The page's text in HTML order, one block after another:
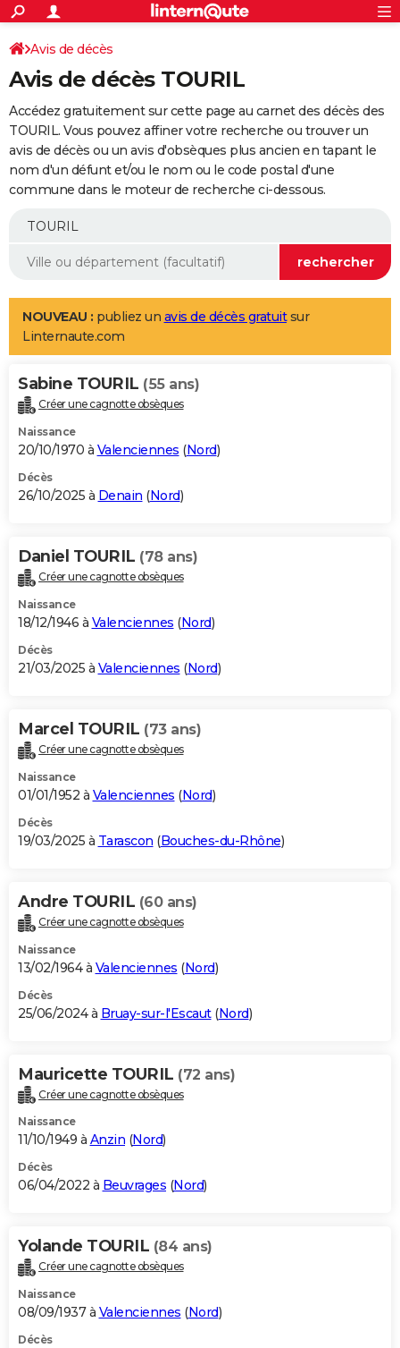
ACTUALITÉS
Politique
Société
Faits Divers
Education
Monde
Villes
+
SPORT
Coupe du monde 2026
Football
Tennis
Cyclisme
Rugby
Forum
Programme TV
TNT
Streaming
Cinéma
Sorties cinéma
Musique
+
FINANCE
Retraite
Epargne
Immobilier
Risques naturels par ville
Banque
Assurance
AUTO
Essais
Réserver un essai
Citadines
Berlines
SUV
Forum auto
+
Mobiles
Meilleur smartphone
Internet
Ordinateurs
Jeux vidéo
Guide high-tech
Aménagement intérieur
LIFESTYLE
Art de vivre
Bien-être
Loisirs
Mode
Modes de vie
Alimentation
Guide de la santé
Maladies
Médicaments
Sommeil
VOYAGE
Destinations
City break
Voyage nature
Voyage de noces
Forum
Climat
+PHOTO
GUIDES D'ACHAT
BONS PLANS
Carte de Noël
Carte Bonne année
Carte Saint-Valentin
Carte Pâques
Carte d'anniversaire
DICTIONNAIRE
Dictionnaire
Biographies
Citations
Expressions
Proverbes
PROGRAMME TV
S'inscrire
Se connecter
Lycées
Collèges
Primaires
Universités
Entreprises
Service militaire
Avis de recherche
AVIS DE DÉCÈS
Bricolage
Lifestyle
Culture
Sport
Auto
Television
Voyage
Cinema
Avis de décès
Avis de décès TOURIL
Accédez gratuitement sur cette page au carnet des décès des
TOURIL. Vous pouvez affiner votre recherche ou trouver un
avis de décès ou un avis d'obsèques plus ancien en tapant le
nom d'un défunt et/ou le nom ou le code postal d'une
commune dans le moteur de recherche ci-dessous.
NOUVEAU : publiez un avis de décès gratuitsur
Linternaute.com
Sabine TOURIL (55 ans)
Créer une cagnotte obsèques
Naissance
20/10/1970 à Valenciennes (Nord)
Décès
26/10/2025 à Denain (Nord)
Daniel TOURIL (78 ans)
Créer une cagnotte obsèques
Naissance
18/12/1946 à Valenciennes (Nord)
Décès
21/03/2025 à Valenciennes (Nord)
Marcel TOURIL (73 ans)
Créer une cagnotte obsèques
Naissance
01/01/1952 à Valenciennes (Nord)
Décès
19/03/2025 à Tarascon (Bouches-du-Rhône)
Andre TOURIL (60 ans)
Créer une cagnotte obsèques
Naissance
13/02/1964 à Valenciennes (Nord)
Décès
25/06/2024 à Bruay-sur-l'Escaut(Nord)
Mauricette TOURIL (72 ans)
Créer une cagnotte obsèques
Naissance
11/10/1949 à Anzin (Nord)
Décès
06/04/2022 à Beuvrages (Nord)
Yolande TOURIL (84 ans)
Créer une cagnotte obsèques
Naissance
08/09/1937 à Valenciennes (Nord)
Décès